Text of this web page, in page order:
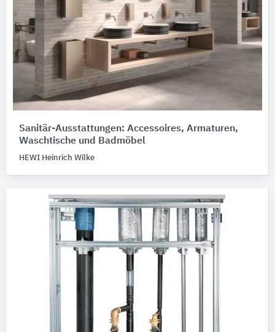
Sanitär-Ausstattungen: Accessoires, Armaturen,
Waschtische und Badmöbel
HEWI Heinrich Wilke